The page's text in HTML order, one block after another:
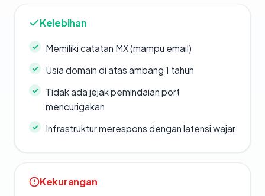
Kelebihan
Memiliki catatan MX (mampu email)
Usia domain di atas ambang 1 tahun
Tidak ada jejak pemindaian port
mencurigakan
Infrastruktur merespons dengan latensi wajar
Kekurangan